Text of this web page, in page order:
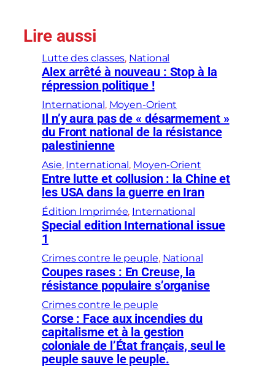
Lire aussi
Lutte des classes, National
Alex arrêté à nouveau : Stop à la
répression politique !
International, Moyen-Orient
Il n’y aura pas de « désarmement »
du Front national de la résistance
palestinienne
Asie, International, Moyen-Orient
Entre lutte et collusion : la Chine et
les USA dans la guerre en Iran
Édition Imprimée, International
Special edition International issue
1
Crimes contre le peuple, National
Coupes rases : En Creuse, la
résistance populaire s’organise
Crimes contre le peuple
Corse : Face aux incendies du
capitalisme et à la gestion
coloniale de l’État français, seul le
peuple sauve le peuple.